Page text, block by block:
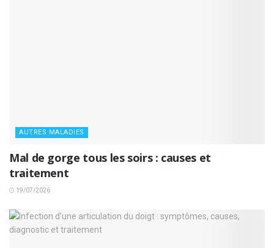
AUTRES MALADIES
Mal de gorge tous les soirs : causes et
traitement
19/07/2026